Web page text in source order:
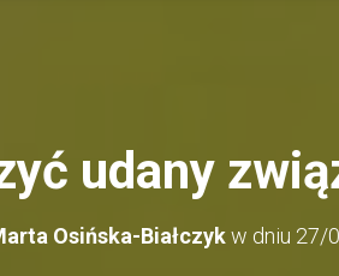
udany
Osińska-Białczykw dniu 27/